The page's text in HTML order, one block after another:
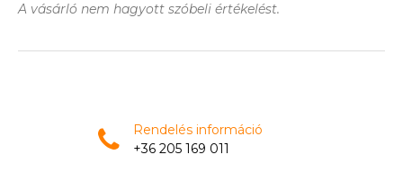
A vásárló nem hagyott szóbeli értékelést.
Rendelés információ
+36 205 169 011